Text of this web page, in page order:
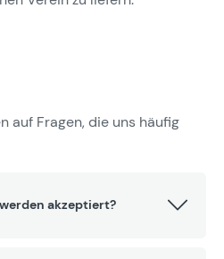
auf Fragen, die uns häufig
akzeptiert?